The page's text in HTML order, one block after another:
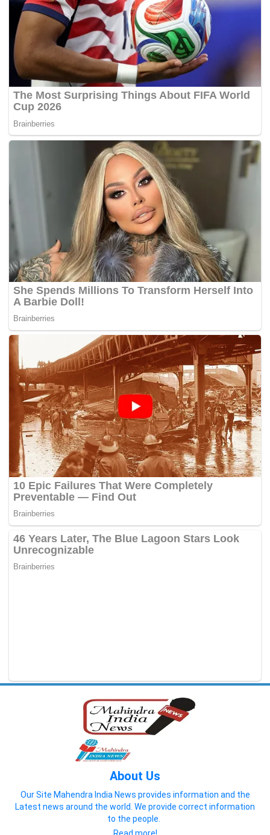
About Us
Our Site Mahendra India News provides information and the
Latest news around the world. We provide correct information
to the people.